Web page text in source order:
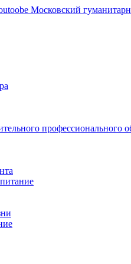
профессионального